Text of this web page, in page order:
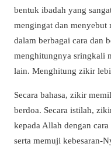
bentuk ibadah yang
mengingat dan
dalam berbagai cara dan
menghitungnya sringkali
lain. Menghitung zikir
Secara bahasa, zikir
berdoa. Secara istilah,
kepada Allah dengan
serta memuji kebesaran-